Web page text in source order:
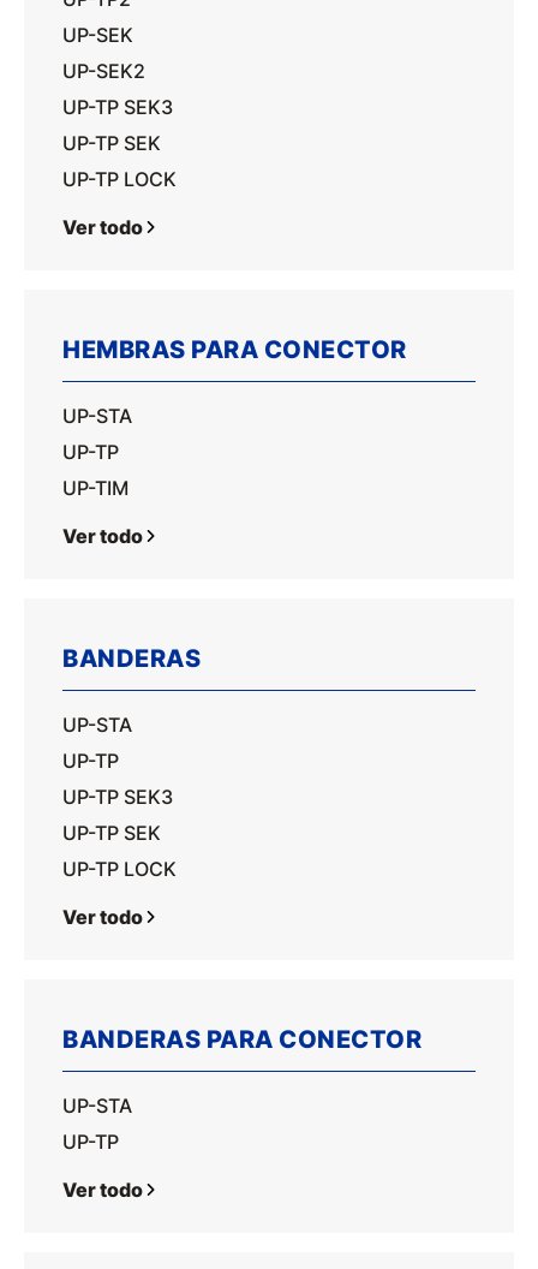
UP-SEK
UP-SEK2
UP-TP SEK3
UP-TP SEK
UP-TP LOCK
Ver todo
HEMBRAS PARA CONECTOR
UP-STA
UP-TP
UP-TIM
Ver todo
BANDERAS
UP-STA
UP-TP
UP-TP SEK3
UP-TP SEK
UP-TP LOCK
Ver todo
BANDERAS PARA CONECTOR
UP-STA
UP-TP
Ver todo